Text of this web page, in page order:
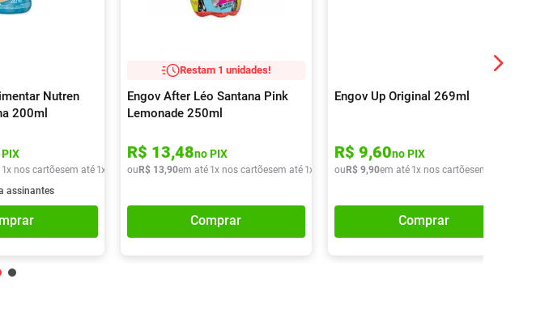
Nutren
200ml
1x nos cartõesem até 1x de R$ 15,40
assinantes
Restam 1 unidades!
Engov After Léo Santana Pink
Lemonade 250ml
R$ 13,48no PIX
ou R$ 13,90em até 1x nos cartõesem até 1x de R$ 13,90
Comprar
Engov Up Original 269ml
R$ 9,60no PIX
ou R$ 9,90em até 1x nos cartõesem até
Comprar